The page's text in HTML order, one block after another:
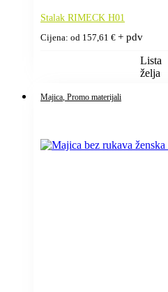
Stalak RIMECK H01
Cijena: od 157,61 € + pdv
Lista
želja
Majica, Promo materijali